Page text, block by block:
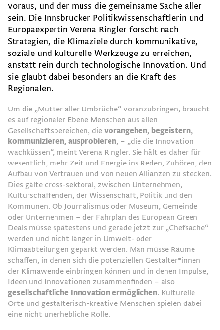
voraus, und der muss die gemeinsame Sache aller
sein. Die Innsbrucker Politikwissenschaftlerin und
Europaexpertin Verena Ringler forscht nach
Strategien, die Klimaziele durch kommunikative,
soziale und kulturelle Werkzeuge zu erreichen,
anstatt rein durch technologische Innovation. Und
sie glaubt dabei besonders an die Kraft des
Regionalen.
Um die „Mutter aller Umbrüche“ voranzubringen, braucht
es auf regionaler Ebene Menschen aus allen
Gesellschaftsbereichen, die vorangehen, begeistern,
kommunizieren, ausprobieren, – „die die Innovation
wachküssen“, meint Verena Ringler. Sie hält es daher für
wesentlich, mehr Zeit und Energie ins Reden, Zuhören, den
Aufbau von Vertrauen und von neuen Allianzen zu stecken.
Dies gälte cross-sektoral, zwischen Unternehmen,
Kulturschaffenden, der Wissenschaft, Politik und den
Kommunen. Ob Journalismus oder Museum, Gemeinde
oder Unternehmen – der Fahrplan des European Green
Deals müsse spätestens und gerade jetzt zur „Chefsache“
werden und nicht länger in Umwelt- oder
Klimaabteilungen geparkt werden. Man müsse Räume
schaffen, in denen sich die potenziellen Gestalter*innen
der Klimawende einbringen können und in denen Impulse,
Ideen und Innovationen zusammenfinden – also
gesellschaftliche Innovation ermöglichen. Kulturelle
Orte und gestalterisch-kreative Menschen spielen dabei
eine nicht unerhebliche Rolle.